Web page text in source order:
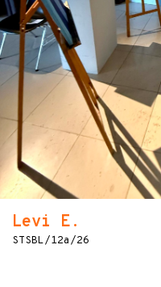
Levi E.
STSBL/12a/26